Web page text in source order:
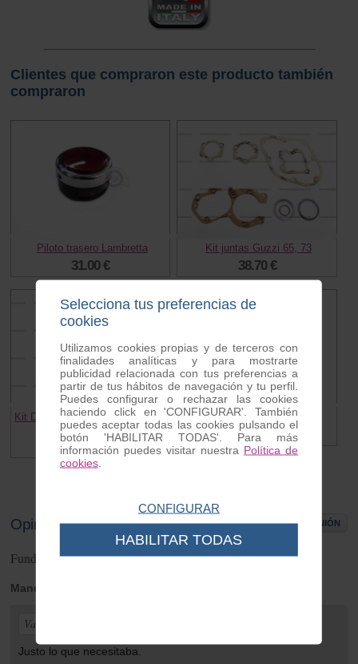
Clientes que compraron este producto también
compraron
Piloto trasero Lambretta
31.00 €
Kit juntas Guzzi 65, 73
38.70 €
Kit Discos Embrague Moto Guzzi
Hispania
39.00 €
Biela cigüeñal Guzzi 65
120.00 €
Opiniones de clientes ESCRIBIR OPINIÓN
Funda asiento Guzzi 65cc 1opiniones
Manuel
Valoración general:
Justo lo que necesitaba.
Selecciona tus preferencias de
cookies
Utilizamos cookies propias y de terceros con
finalidades analíticas y para mostrarte
publicidad relacionada con tus preferencias a
partir de tus hábitos de navegación y tu perfil.
Puedes configurar o rechazar las cookies
haciendo click en 'CONFIGURAR'. También
puedes aceptar todas las cookies pulsando el
botón 'HABILITAR TODAS'. Para más
información puedes visitar nuestra Política de
cookies.
CONFIGURAR
HABILITAR TODAS